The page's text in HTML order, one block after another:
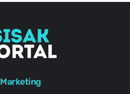
Marketing